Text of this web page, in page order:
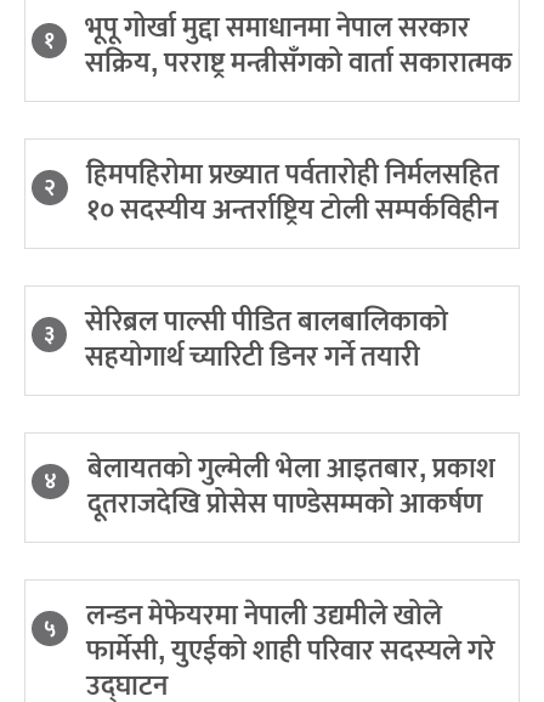
१ भूपू गोर्खा मुद्दा समाधानमा नेपाल सरकार
सक्रिय, परराष्ट्र मन्त्रीसँगको वार्ता सकारात्मक
२ हिमपहिरोमा प्रख्यात पर्वतारोही निर्मलसहित
१० सदस्यीय अन्तर्राष्ट्रिय टोली सम्पर्कविहीन
३ सेरिब्रल पाल्सी पीडित बालबालिकाको
सहयोगार्थ च्यारिटी डिनर गर्ने तयारी
४ बेलायतको गुल्मेली भेला आइतबार, प्रकाश
दूतराजदेखि प्रोसेस पाण्डेसम्मको आकर्षण
५ लन्डन मेफेयरमा नेपाली उद्यमीले खोले
फार्मेसी, युएईको शाही परिवार सदस्यले गरे
उद्घाटन